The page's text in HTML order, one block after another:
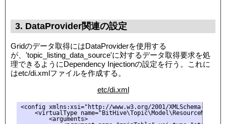
3. DataProvider関連の設定
Gridのデータ取得にはDataProviderを使用する
が、'topic_listing_data_source'に対するデータ取得要求を処
理できるようにDependency Injectionの設定を行う。これに
はetc/di.xmlファイルを作成する。
etc/di.xml
<config xmlns:xsi="http://www.w3.org/2001/XMLSchema-
<virtualType
        <arguments>